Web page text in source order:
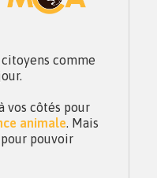
citoyens comme
vos côtés pour
animale. Mais
pouvoir